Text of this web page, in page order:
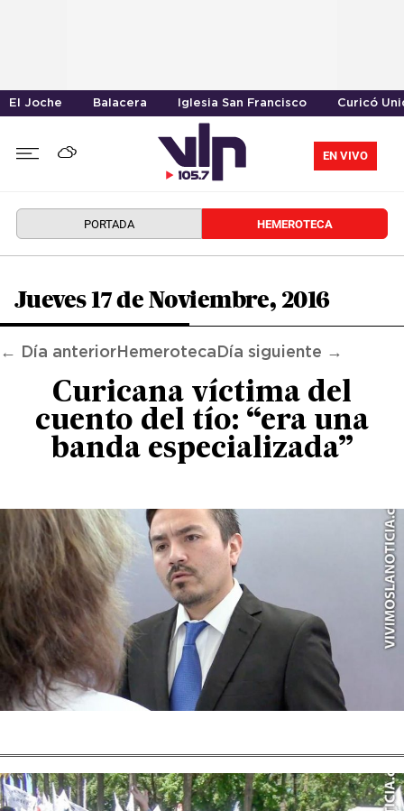
El Joche Balacera Iglesia San Francisco Curicó
EN VIVO
PORTADA HEMEROTECA
Jueves 17 de Noviembre, 2016
← Día anterior Hemeroteca Día siguiente →
Curicana víctima del
cuento del tío: “era una
banda especializada”